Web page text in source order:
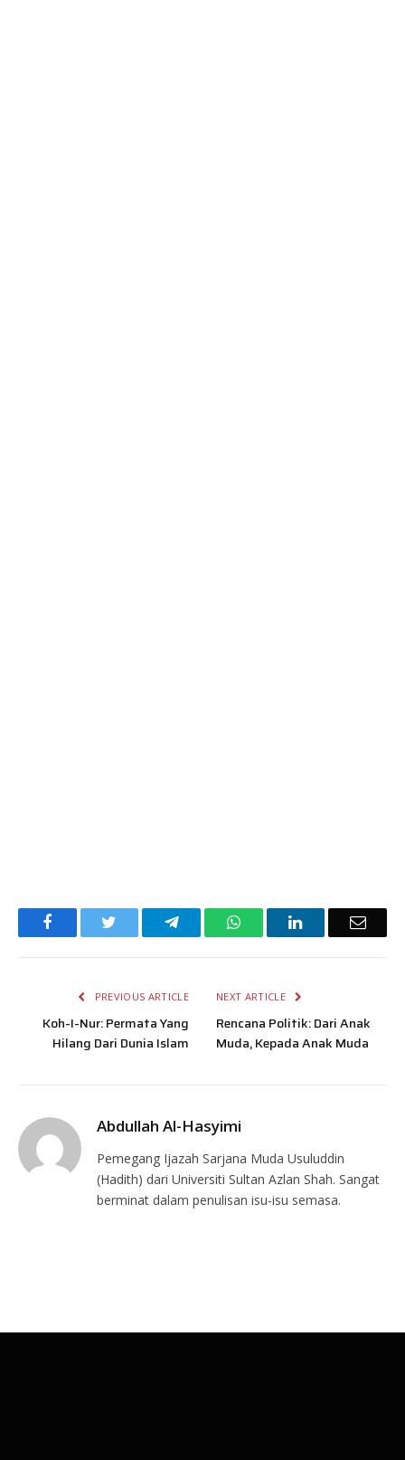
Facebook TelegramWhatsAppLinkedIn Email
PREVIOUS ARTICLE
Koh-I-Nur: Permata Yang
Hilang Dari Dunia Islam
NEXT ARTICLE
Rencana Politik: Dari Anak
Muda, Kepada Anak Muda
Abdullah Al-Hasyimi
Pemegang Ijazah Sarjana Muda Usuluddin
(Hadith) dari Universiti Sultan Azlan Shah. Sangat
berminat dalam penulisan isu-isu semasa.